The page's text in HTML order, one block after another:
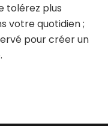
tolérez plus
votre quotidien ;
pour créer un